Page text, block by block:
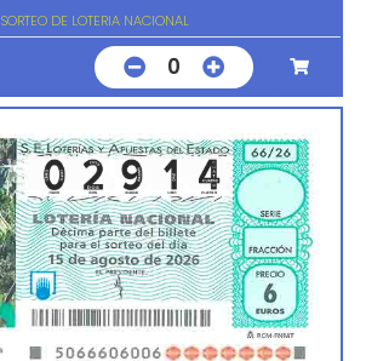
SORTEO DE LOTERIA NACIONAL
0